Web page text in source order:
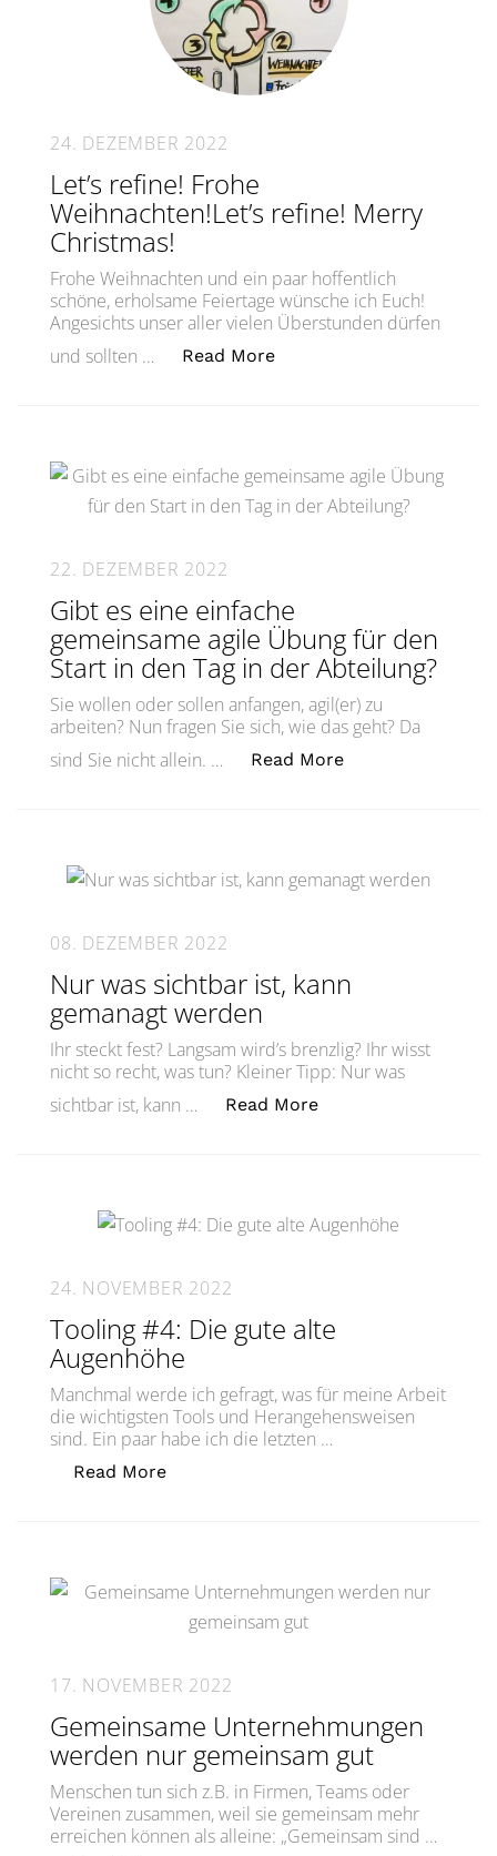
24. DEZEMBER 2022
Let’s refine! Frohe
Weihnachten!Let’s refine! Merry
Christmas!
Frohe Weihnachten und ein paar hoffentlich
schöne, erholsame Feiertage wünsche ich Euch!
Angesichts unser aller vielen Überstunden dürfen
und sollten …
Read More„Let’s refine! Frohe
22. DEZEMBER 2022
Gibt es eine einfache
gemeinsame agile Übung für den
Start in den Tag in der Abteilung?
Sie wollen oder sollen anfangen, agil(er) zu
arbeiten? Nun fragen Sie sich, wie das geht? Da
sind Sie nicht allein. …
Read More„Gibt es eine
08. DEZEMBER 2022
Nur was sichtbar ist, kann
gemanagt werden
Ihr steckt fest? Langsam wird’s brenzlig? Ihr wisst
nicht so recht, was tun? Kleiner Tipp: Nur was
sichtbar ist, kann …
Read More„Nur was sichtbar
24. NOVEMBER 2022
Tooling #4: Die gute alte
Augenhöhe
Manchmal werde ich gefragt, was für meine Arbeit
die wichtigsten Tools und Herangehensweisen
sind. Ein paar habe ich die letzten …
Read More„Tooling #4: Die gute alte Augenhöhe“
17. NOVEMBER 2022
Gemeinsame Unternehmungen
werden nur gemeinsam gut
Menschen tun sich z.B. in Firmen, Teams oder
Vereinen zusammen, weil sie gemeinsam mehr
erreichen können als alleine: „Gemeinsam sind …